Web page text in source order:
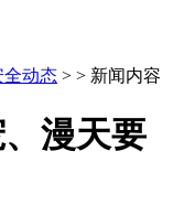
全动态 > > 新闻内容
漫天要